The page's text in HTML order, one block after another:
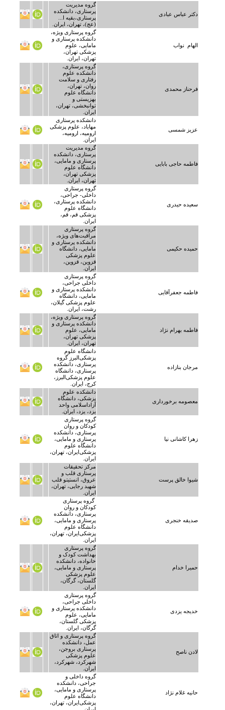
دکتر عباس عبادی
گروه مدیریت
پرستاری، دانشکده
پرستاری،بقیه ا...
(عج)، تهران، ایران.
الهام نواب
گروه پرستاری ویژه،
دانشکده پرستاری و
مامایی، علوم
پزشکی تهران،
تهران، ایران.
فرحناز محمدی
گروه پرستاری،
دانشکده علوم
رفتاری و سلامت
روان، تهران،
دانشگاه علوم
بهزیستی و
توانبخشی، تهران،
ایران.
عزیز شمسی
دانشکده پرستاری
مهاباد، علوم پزشکی
ارومیه، ارومیه،
ایران.
فاطمه حاجی بابایی
گروه مدیریت
پرستاری، دانشکده
پرستاری و مامایی،
دانشگاه علوم
پزشکی تهران،
تهران، ایران.
سعیده حیدری
گروه پرستاری
داخلی- جراحی،
دانشکده پرستاری،
دانشگاه علوم
پزشکی قم، قم،
ایران.
حمیده حکیمی
گروه پرستاری
مراقبت‌های ویژه،
دانشکده پرستاری و
مامایی، دانشگاه
علوم پزشکی
قزوین، قزوین،
ایران.
فاطمه جعفرآقایی
گروه پرستاری
داخلی جراحی،
دانشکده پرستاری و
مامایی، دانشگاه
علوم پزشکی گیلان،
رشت، ایران.
فاطمه بهرام نژاد
گروه پرستاری ویژه،
دانشکده پرستاری و
مامایی، علوم
پزشکی تهران،
تهران، ایران.
مرجان بنازاده
دانشگاه علوم
پزشکی‌البرز گروه
پرستاری، دانشکده
پرستاری، دانشگاه
علوم پزشکی‌البرز،
کرج، ایران.
معصومه برخورداری
دانشکده علوم
پزشکی، دانشگاه
آزاداسلامی واحد
یزد، یزد، ایران.
زهرا کاشانی نیا
گروه پرستاری
کودکان و روان
پرستاری، دانشکده
پرستاری و مامایی،
دانشگاه علوم
پزشکی‌ایران، تهران،
ایران.
شیوا خالق پرست
مرکز تحقیقات
پرستاری قلب و
عروق، انستیتو قلب
شهید رجایی، تهران،
ایران.
صدیقه خنجری
گروه پرستاری
کودکان و روان
پرستاری، دانشکده
پرستاری و مامایی،
دانشگاه علوم
پزشکی‌ایران، تهران،
ایران.
حمیرا خدام
گروه پرستاری
بهداشت کودک و
خانواده، دانشکده
پرستاری و مامایی،
علوم پزشکی
گلستان، گرگان،
ایران.
خدیجه یزدی
گروه پرستاری
داخلی جراحی،
دانشکده پرستاری و
مامایی، علوم
پزشکی گلستان،
گرگان، ایران.
لادن ناصح
گروه پرستاری و اتاق
عمل، دانشکده
پرستاری بروجن،
علوم پزشکی
شهرکرد، شهرکرد،
ایران.
حانیه غلام نژاد
گروه داخلی و
جراحی، دانشکده
پرستاری و مامایی،
دانشگاه علوم
پزشکی‌ایران، تهران،